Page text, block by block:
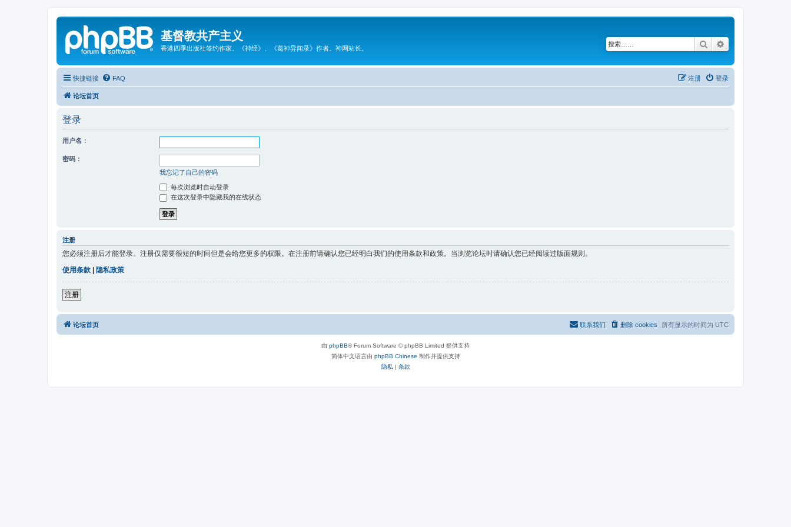
基督教共产主义
香港四季出版社签约作家。《神经》、《葛神异闻录》作者。神网站长。 搜索
快捷链接 FAQ 登录
注册
论坛首页
登录
用户名：
密码：
我忘记了自己的密码
每次浏览时自动登录
在这次登录中隐藏我的在线状态
注册
您必须注册后才能登录。注册仅需要很短的时间但是会给您更多的权限。在注册前请确认您已经明白我们的使用条款和政策。当浏览论坛时请确认您已经阅读过版面规则。
使用条款
隐私政策
注册
论坛首页 所有显示的时间为 UTC
删除 cookies
联系我们
由 phpBB® Forum Software © phpBB Limited 提供支持
简体中文语言由 phpBB Chinese 制作并提供支持
隐私| 条款